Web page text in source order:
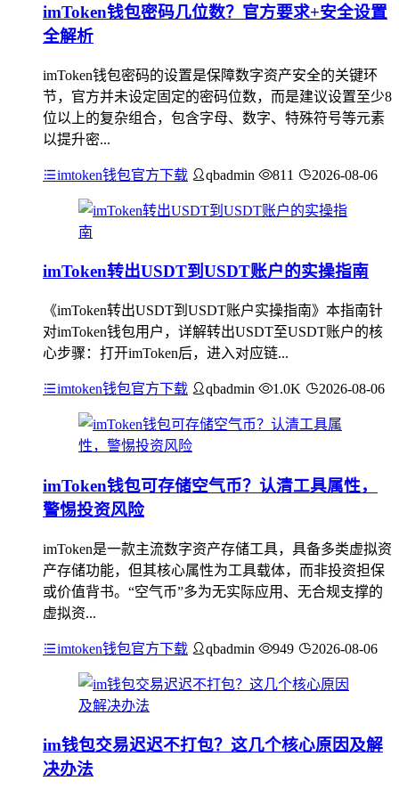
imToken钱包密码几位数？官方要求+安全设置
全解析
imToken钱包密码的设置是保障数字资产安全的关键环
节，官方并未设定固定的密码位数，而是建议设置至少8
位以上的复杂组合，包含字母、数字、特殊符号等元素
以提升密...
imtoken钱包官方下载 qbadmin 811 2026-08-06
imToken转出USDT到USDT账户的实操指南
《imToken转出USDT到USDT账户实操指南》本指南针
对imToken钱包用户，详解转出USDT至USDT账户的核
心步骤：打开imToken后，进入对应链...
imtoken钱包官方下载 qbadmin 1.0K 2026-08-06
imToken钱包可存储空气币？认清工具属性，
警惕投资风险
imToken是一款主流数字资产存储工具，具备多类虚拟资
产存储功能，但其核心属性为工具载体，而非投资担保
或价值背书。“空气币”多为无实际应用、无合规支撑的
虚拟资...
imtoken钱包官方下载 qbadmin 949 2026-08-06
im钱包交易迟迟不打包？这几个核心原因及解
决办法